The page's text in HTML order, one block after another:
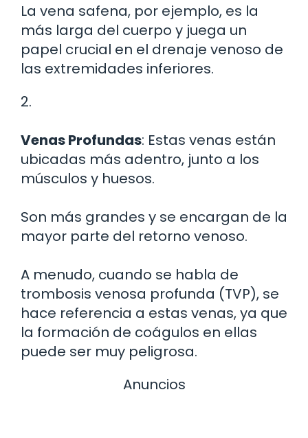
La vena safena, por ejemplo, es la
más larga del cuerpo y juega un
papel crucial en el drenaje venoso de
las extremidades inferiores.
2.
Venas Profundas: Estas venas están
ubicadas más adentro, junto a los
músculos y huesos.
Son más grandes y se encargan de la
mayor parte del retorno venoso.
A menudo, cuando se habla de
trombosis venosa profunda (TVP), se
hace referencia a estas venas, ya que
la formación de coágulos en ellas
puede ser muy peligrosa.
Anuncios